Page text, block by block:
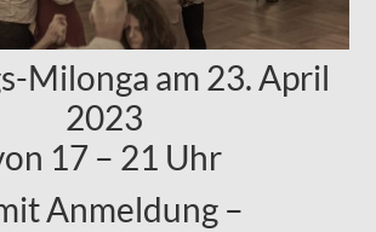
Milonga am 23. April
2023
17 – 21 Uhr
Anmeldung –